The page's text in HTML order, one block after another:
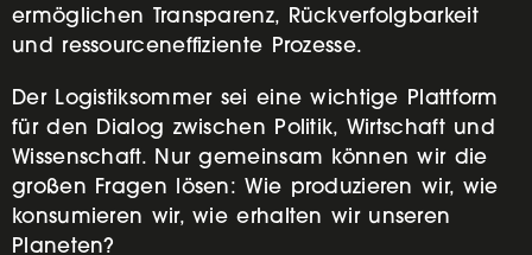
ermöglichen Transparenz, Rückverfolgbarkeit
und ressourceneffiziente Prozesse.
Der Logistiksommer sei eine wichtige Plattform
für den Dialog zwischen Politik, Wirtschaft und
Wissenschaft. Nur gemeinsam können wir die
großen Fragen lösen: Wie produzieren wir, wie
konsumieren wir, wie erhalten wir unseren
Planeten?